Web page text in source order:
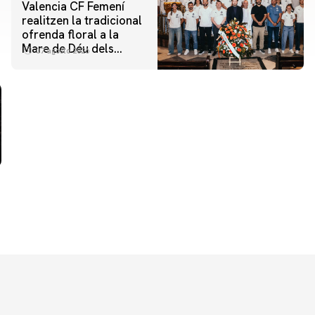
Valencia CF Femení
realitzen la tradicional
ofrenda floral a la
Mare de Déu dels
07 agosto 2026